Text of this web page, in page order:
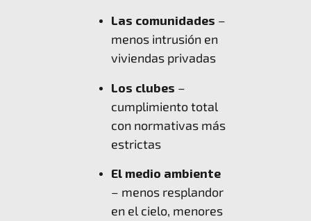
Las comunidades –
menos intrusión en
viviendas privadas
Los clubes –
cumplimiento total
con normativas más
estrictas
El medio ambiente
– menos resplandor
en el cielo, menores